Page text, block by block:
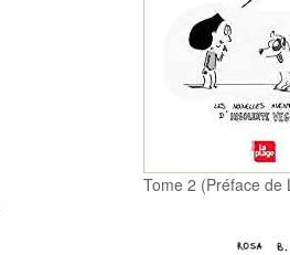
Tome 2 (Préface de